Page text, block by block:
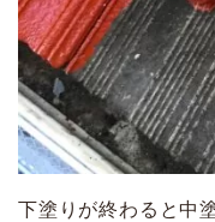
下塗りが終わると中